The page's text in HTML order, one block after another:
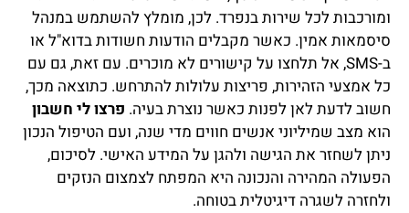
ומורכבות לכל שירות בנפרד. לכן, מומלץ להשתמש במנהל
סיסמאות אמין. כאשר מקבלים הודעות חשודות בדוא"ל או
ב-SMS, אל תלחצו על קישורים לא מוכרים. עם זאת, גם עם
כל אמצעי הזהירות, פריצות עלולות להתרחש. כתוצאה מכך,
חשוב לדעת לאן לפנות כאשר נוצרת בעיה. פרצו לי חשבון
הוא מצב שמיליוני אנשים חווים מדי שנה, ועם הטיפול הנכון
ניתן לשחזר את הגישה ולהגן על המידע האישי. לסיכום,
הפעולה המהירה והנכונה היא המפתח לצמצום הנזקים
ולחזרה לשגרה דיגיטלית בטוחה.